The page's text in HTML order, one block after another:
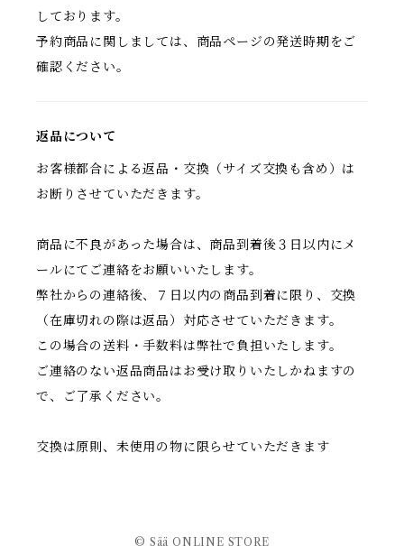
しております。
予約商品に関しましては、商品ページの発送時期をご
確認ください。
返品について
お客様都合による返品・交換（サイズ交換も含め）は
お断りさせていただきます。
商品に不良があった場合は、商品到着後３日以内にメ
ールにてご連絡をお願いいたします。
弊社からの連絡後、７日以内の商品到着に限り、交換
（在庫切れの際は返品）対応させていただきます。
この場合の送料・手数料は弊社で負担いたします。
ご連絡のない返品商品はお受け取りいたしかねますの
で、ご了承ください。
交換は原則、未使用の物に限らせていただきます
© Sää ONLINE STORE